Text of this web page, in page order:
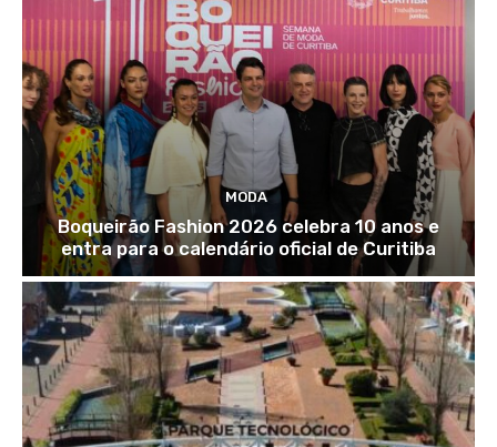
MODA
Boqueirão Fashion 2026 celebra 10 anos e
entra para o calendário oficial de Curitiba